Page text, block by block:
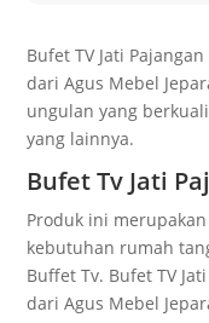
Bufet TV Jati
dari Agus Mebel
ungulan yang
yang lainnya.
Bufet Tv Jati
Produk ini
kebutuhan rumah
Buffet Tv. Bufet TV
dari Agus Mebel